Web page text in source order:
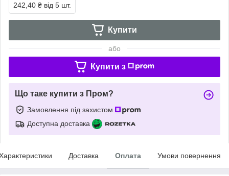
242,40 ₴ від 5 шт.
Купити
або
Купити з
Що таке купити з Пром?
Замовлення під захистом
Доступна доставка
Доставка Оплата Умови повернення